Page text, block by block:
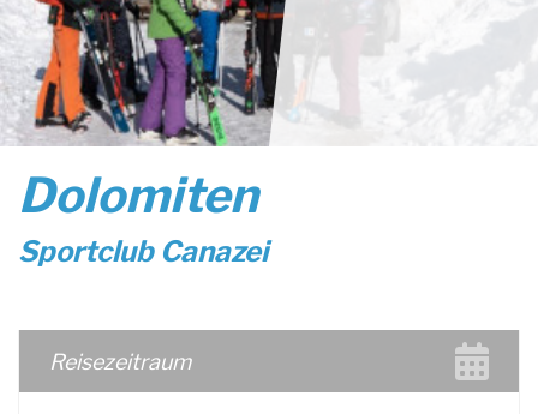
Dolomiten
Sportclub Canazei
Reisezeitraum